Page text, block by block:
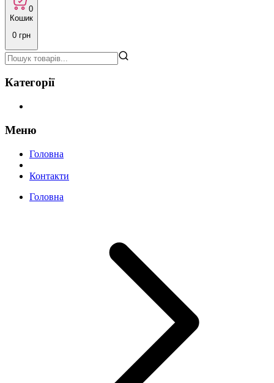
0
Кошик
0 грн
Категорії
Меню
Головна
Контакти
Головна